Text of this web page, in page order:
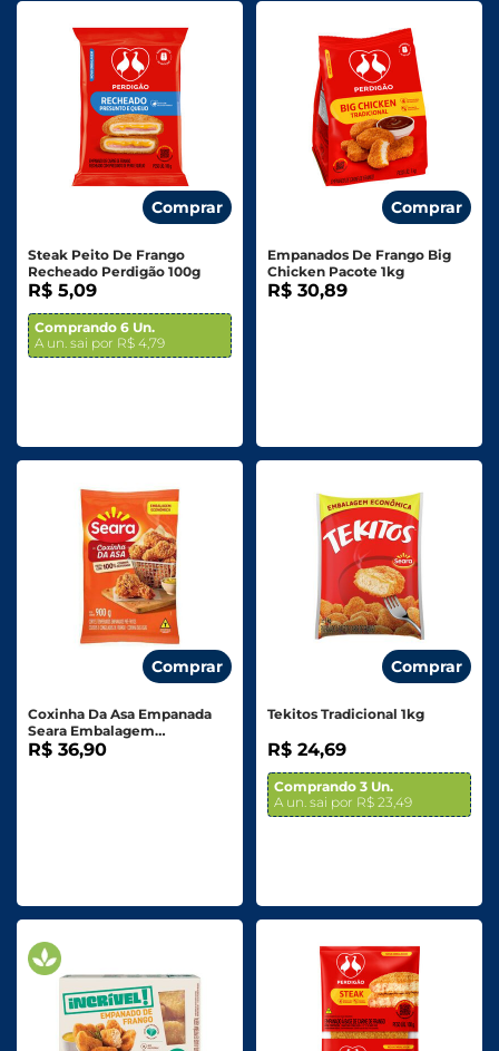
Comprar
Steak Peito De Frango
Recheado Perdigão 100g
R$ 5,09
Comprando 6 Un.
A un. sai por R$ 4,79
Comprar
Empanados De Frango Big
Chicken Pacote 1kg
R$ 30,89
Comprar
Coxinha Da Asa Empanada
Seara Embalagem
Econômica 900g
R$ 36,90
Comprar
Tekitos Tradicional 1kg
R$ 24,69
Comprando 3 Un.
A un. sai por R$ 23,49